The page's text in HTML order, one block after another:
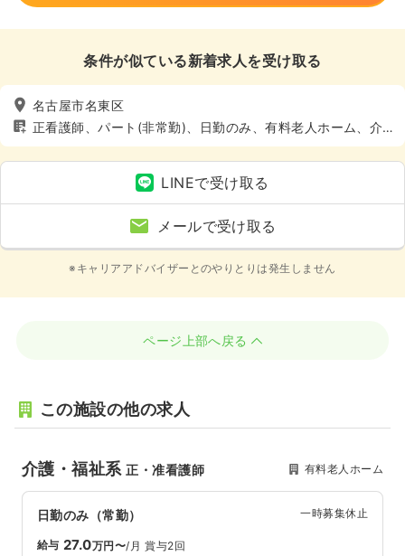
条件が似ている新着求人を受け取る
名古屋市名東区
正看護師、パート(非常勤)、日勤のみ、有料老人ホーム、介
護・福祉系
LINEで受け取る
メールで受け取る
※キャリアアドバイザーとのやりとりは発生しません
ページ上部へ戻る
この施設の他の求人
介護・福祉系正・准看護師 有料老人ホーム
日勤のみ（常勤） 一時募集休止
給与 27.0万円〜/月 賞与2回